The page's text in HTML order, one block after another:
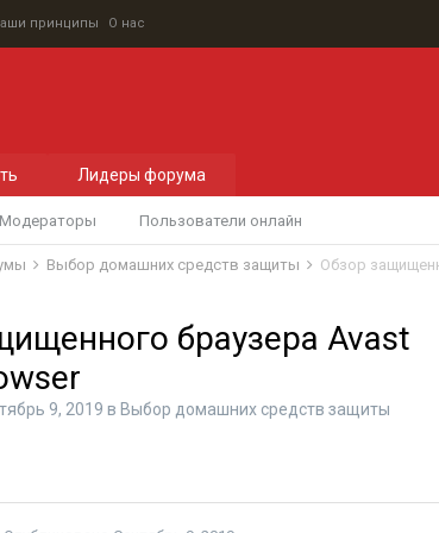
принципы О нас
Модераторы Пользователи онлайн
Лидеры форума
Выбор домашних средств защиты Обзор
браузера Avast
9, 2019 в Выбор домашних средств защиты